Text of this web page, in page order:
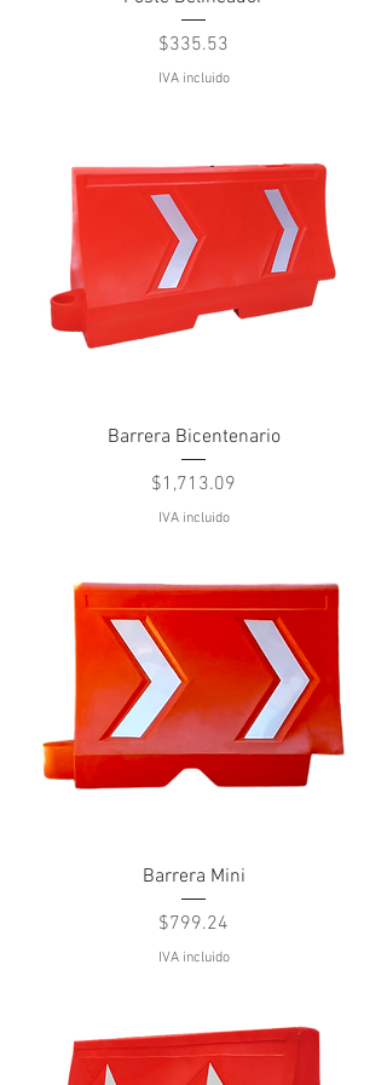
Precio
$335.53
IVA incluido
Barrera Bicentenario
Precio
$1,713.09
IVA incluido
Barrera Mini
Precio
$799.24
IVA incluido